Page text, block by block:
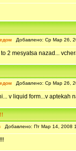
Добавлено: Ср Мар 26,
2 mesyatsa nazad...
Добавлено: Ср Мар 26,
v liquid form...v aptekah
Добавлено: Пт Мар 14, 2008